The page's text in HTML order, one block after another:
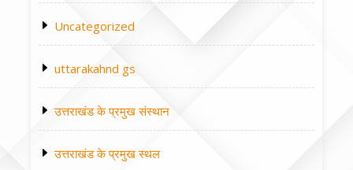
Uncategorized
uttarakahnd gs
उत्तराखंड के प्रमुख संस्थान
उत्तराखंड के प्रमुख स्थल